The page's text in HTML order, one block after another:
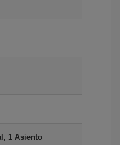
1 Asiento